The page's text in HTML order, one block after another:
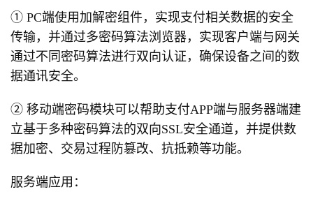
① PC端使用加解密组件，实现支付相关数据的安全
传输，并通过多密码算法浏览器，实现客户端与网关
通过不同密码算法进行双向认证，确保设备之间的数
据通讯安全。
② 移动端密码模块可以帮助支付APP端与服务器端建
立基于多种密码算法的双向SSL安全通道，并提供数
据加密、交易过程防篡改、抗抵赖等功能。
服务端应用：